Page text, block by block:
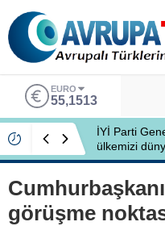
EURO
55,1513
İYİ Parti
ülkemizi
görüşme